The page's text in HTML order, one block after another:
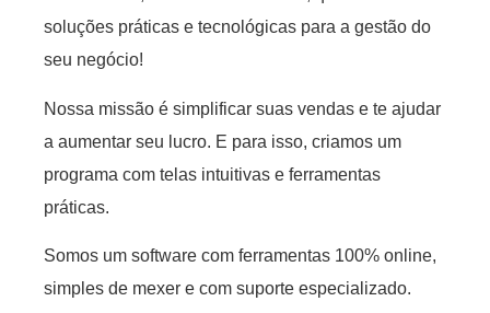
soluções práticas e tecnológicas para a gestão do
seu negócio!
Nossa missão é simplificar suas vendas e te ajudar
a aumentar seu lucro. E para isso, criamos um
programa com telas intuitivas e ferramentas
práticas.
Somos um software com ferramentas 100% online,
simples de mexer e com suporte especializado.